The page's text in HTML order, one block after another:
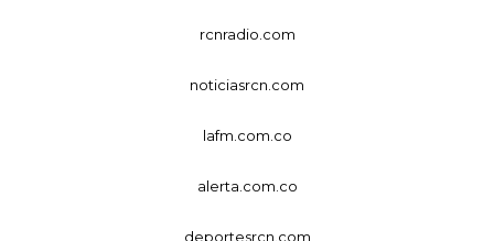
rcnradio.com
noticiasrcn.com
lafm.com.co
alerta.com.co
deportesrcn.com